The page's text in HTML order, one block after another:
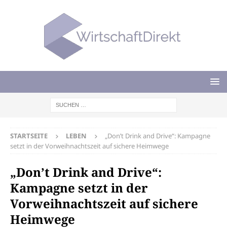
STARTSEITE LEBEN
„Don’t Drink and Drive“: Kampagne
setzt in der Vorweihnachtszeit auf sichere Heimwege
„Don’t Drink and Drive“:
Kampagne setzt in der
Vorweihnachtszeit auf sichere
Heimwege